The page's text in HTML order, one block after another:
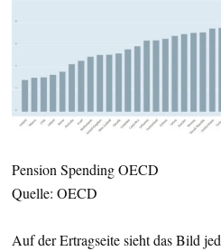
Pension Spending OECD
Quelle: OECD
Auf der Ertragseite sieht das Bild